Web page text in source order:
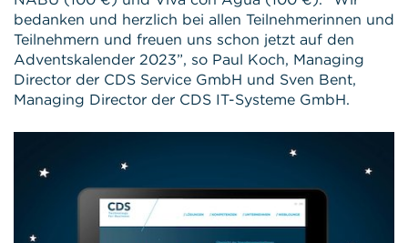
bedanken und herzlich bei allen Teilnehmerinnen und
Teilnehmern und freuen uns schon jetzt auf den
Adventskalender 2023”, so Paul Koch, Managing
Director der CDS Service GmbH und Sven Bent,
Managing Director der CDS IT-Systeme GmbH.